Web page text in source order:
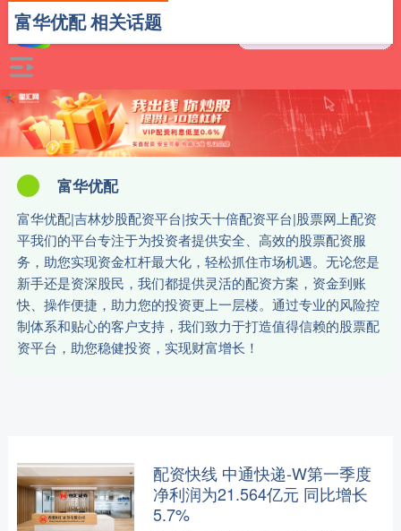
富华优配
富华优配|吉林炒股配资平台|按天十倍配资平台|股票网上配资
平我们的平台专注于为投资者提供安全、高效的股票配资服
务，助您实现资金杠杆最大化，轻松抓住市场机遇。无论您是
新手还是资深股民，我们都提供灵活的配资方案，资金到账
快、操作便捷，助力您的投资更上一层楼。通过专业的风险控
制体系和贴心的客户支持，我们致力于打造值得信赖的股票配
资平台，助您稳健投资，实现财富增长！
富华优配 相关话题
配资快线 中通快递-W第一季度
净利润为21.564亿元 同比增长
5.7%